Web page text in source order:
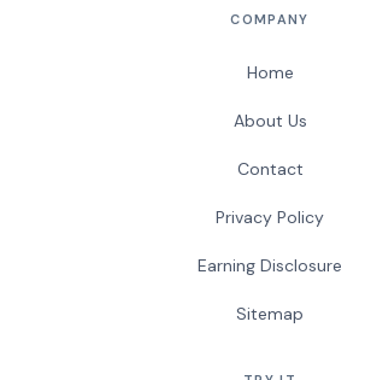
COMPANY
Home
About Us
Contact
Privacy Policy
Earning Disclosure
Sitemap